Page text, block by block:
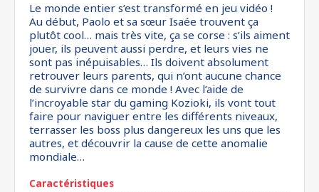
Le monde entier s’est transformé en jeu vidéo !
Au début, Paolo et sa sœur Isaée trouvent ça
plutôt cool… mais très vite, ça se corse : s’ils aiment
jouer, ils peuvent aussi perdre, et leurs vies ne
sont pas inépuisables… Ils doivent absolument
retrouver leurs parents, qui n’ont aucune chance
de survivre dans ce monde ! Avec l’aide de
l’incroyable star du gaming Kozioki, ils vont tout
faire pour naviguer entre les différents niveaux,
terrasser les boss plus dangereux les uns que les
autres, et découvrir la cause de cette anomalie
mondiale…
Caractéristiques